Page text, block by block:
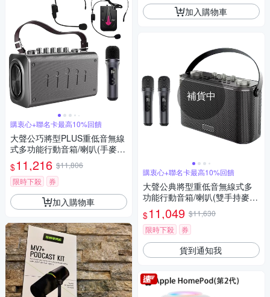
購衷心+聯名卡最高10%回饋
大聲公巧將型PLUS重低音無線
式多功能行動音箱/喇叭(手麥
+雙耳麥組)
$11,216 $11,806
限時下殺
券
加入購物車
加入購物車
補貨中
購衷心+聯名卡最高10%回饋
大聲公典將型重低音無線式多
功能行動音箱/喇叭(雙手持麥克
風組)
$11,049 $11,630
限時下殺
券
貨到通知我